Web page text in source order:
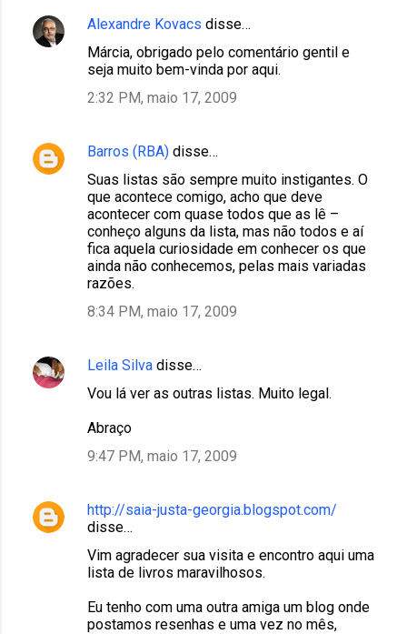
Alexandre Kovacs disse…
Márcia, obrigado pelo comentário gentil e
seja muito bem-vinda por aqui.
2:32 PM, maio 17, 2009
Barros (RBA) disse…
Suas listas são sempre muito instigantes. O
que acontece comigo, acho que deve
acontecer com quase todos que as lê –
conheço alguns da lista, mas não todos e aí
fica aquela curiosidade em conhecer os que
ainda não conhecemos, pelas mais variadas
razões.
8:34 PM, maio 17, 2009
Leila Silva disse…
Vou lá ver as outras listas. Muito legal.
Abraço
9:47 PM, maio 17, 2009
http://saia-justa-georgia.blogspot.com/
disse…
Vim agradecer sua visita e encontro aqui uma
lista de livros maravilhosos.
Eu tenho com uma outra amiga um blog onde
postamos resenhas e uma vez no mês,